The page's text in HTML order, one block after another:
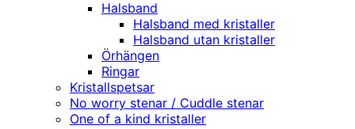
Halsband
Halsband med kristaller
Halsband utan kristaller
Örhängen
Ringar
Kristallspetsar
No worry stenar / Cuddle stenar
One of a kind kristaller